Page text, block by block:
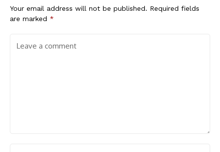
Your email address will not be published. Required fields
are marked *